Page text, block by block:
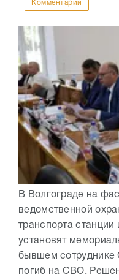
Комментарии
В Волгограде на
ведомственной
транспорта
установят
бывшем сотруднике
погиб на СВО.